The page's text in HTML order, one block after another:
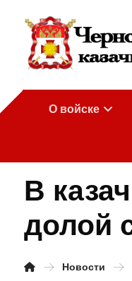
О войске
В
долой
Новости